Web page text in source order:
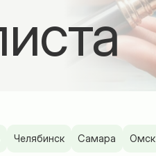
Челябинск Самара Омск